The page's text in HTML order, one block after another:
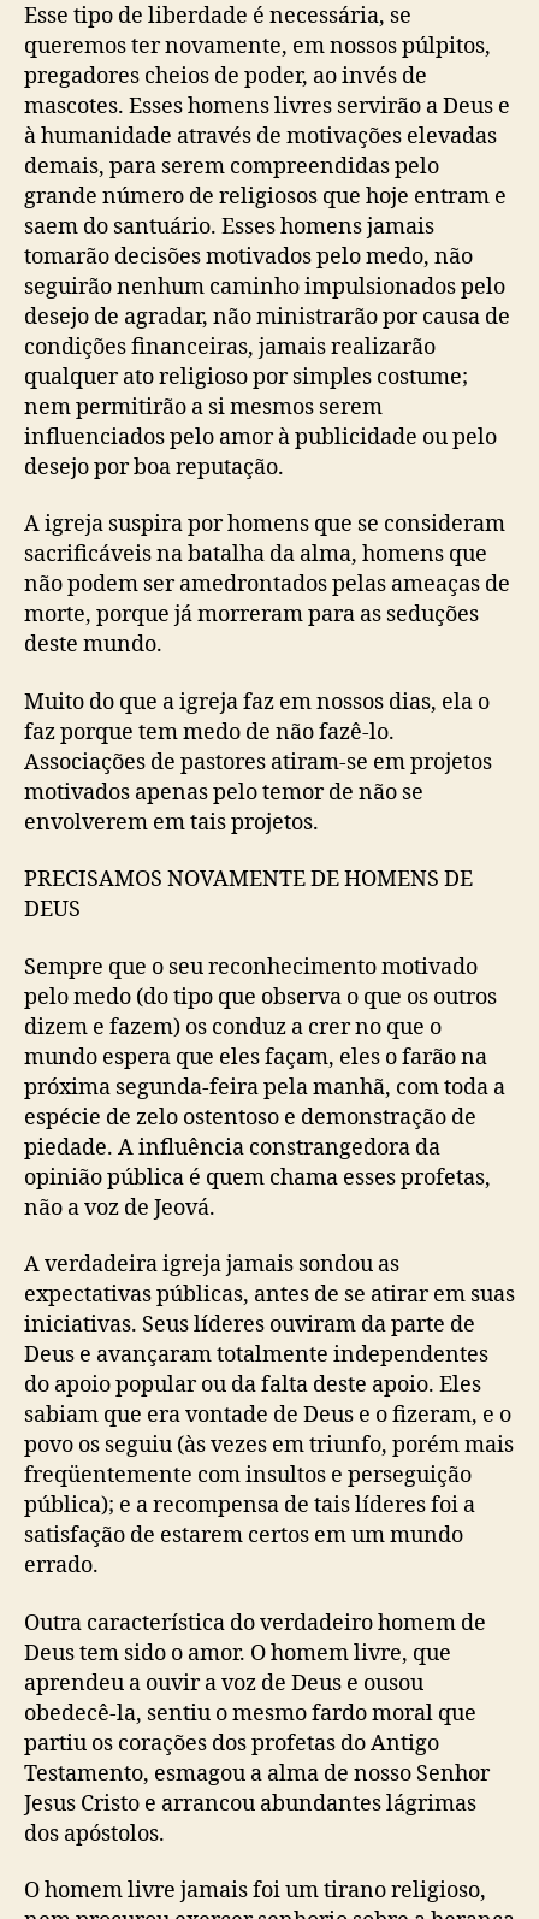
(
A
.
W
.
T
o
e
r
)
Esse tipo de liberdade é necessária, se
queremos ter novamente, em nossos púlpitos,
pregadores cheios de poder, ao invés de
mascotes. Esses homens livres servirão a Deus e
à humanidade através de motivações elevadas
demais, para serem compreendidas pelo
grande número de religiosos que hoje entram e
saem do santuário. Esses homens jamais
tomarão decisões motivados pelo medo, não
seguirão nenhum caminho impulsionados pelo
desejo de agradar, não ministrarão por causa de
condições financeiras, jamais realizarão
qualquer ato religioso por simples costume;
nem permitirão a si mesmos serem
influenciados pelo amor à publicidade ou pelo
desejo por boa reputação.
A igreja suspira por homens que se consideram
sacrificáveis na batalha da alma, homens que
não podem ser amedrontados pelas ameaças de
morte, porque já morreram para as seduções
deste mundo.
Muito do que a igreja faz em nossos dias, ela o
faz porque tem medo de não fazê-lo.
Associações de pastores atiram-se em projetos
motivados apenas pelo temor de não se
envolverem em tais projetos.
PRECISAMOS NOVAMENTE DE HOMENS DE
DEUS
Sempre que o seu reconhecimento motivado
pelo medo (do tipo que observa o que os outros
dizem e fazem) os conduz a crer no que o
mundo espera que eles façam, eles o farão na
próxima segunda-feira pela manhã, com toda a
espécie de zelo ostentoso e demonstração de
piedade. A influência constrangedora da
opinião pública é quem chama esses profetas,
não a voz de Jeová.
A verdadeira igreja jamais sondou as
expectativas públicas, antes de se atirar em suas
iniciativas. Seus líderes ouviram da parte de
Deus e avançaram totalmente independentes
do apoio popular ou da falta deste apoio. Eles
sabiam que era vontade de Deus e o fizeram, e o
povo os seguiu (às vezes em triunfo, porém mais
freqüentemente com insultos e perseguição
pública); e a recompensa de tais líderes foi a
satisfação de estarem certos em um mundo
errado.
Outra característica do verdadeiro homem de
Deus tem sido o amor. O homem livre, que
aprendeu a ouvir a voz de Deus e ousou
obedecê-la, sentiu o mesmo fardo moral que
partiu os corações dos profetas do Antigo
Testamento, esmagou a alma de nosso Senhor
Jesus Cristo e arrancou abundantes lágrimas
dos apóstolos.
O homem livre jamais foi um tirano religioso,